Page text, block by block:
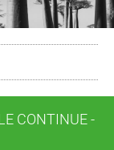
CONTINUE -